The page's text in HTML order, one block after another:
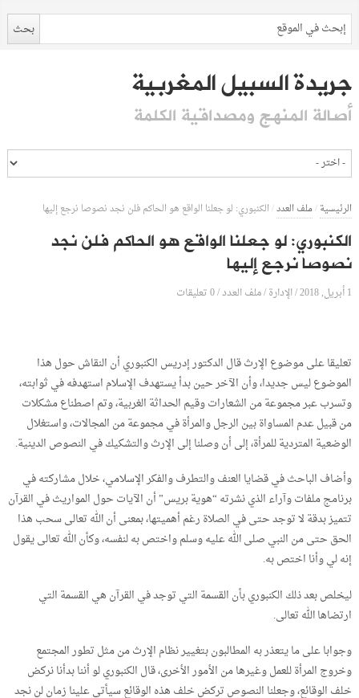
جريدة السبيل المغربية
أصالة المنهج ومصداقية الكلمة
الرئيسية/ملف العدد/الكنبوري: لو جعلنا الواقع هو الحاكم فلن نجد نصوصا نرجع إليها
الكنبوري: لو جعلنا الواقع هو الحاكم فلن نجد
نصوصا نرجع إليها
1 أبريل, 2018 /الإدارة/ملف العدد/0 تعليقات
تعليقا على موضوع الإرث قال الدكتور إدريس الكنبوري أن النقاش حول هذا
الموضوع ليس جديدا، وأن الآخر حين بدأ يستهدف الإسلام استهدفه في ثوابته،
وتسرب عبر مجموعة من الشعارات وقيم الحداثة الغربية، وتم اصطناع مشكلات
من قبيل عدم المساواة بين الرجل والمرأة في مجموعة من المجالات، واستغلال
الوضعية المتردية للمرأة، إلى أن وصلنا إلى الإرث والتشكيك في النصوص الدينية.
وأضاف الباحث في قضايا العنف والتطرف والفكر الإسلامي، خلال مشاركته في
برنامج ملفات وآراء الذي نشرته “هوية بريس” أن الآيات حول المواريث في القرآن
تتميز بدقة لا توجد حتى في الصلاة رغم أهميتها، بمعنى أن الله تعالى سحب هذا
الحق حتى من النبي صلى الله عليه وسلم واختص به لنفسه، وكأن الله تعالى يقول
إنه لي وأنا اختص به.
ليخلص بعد ذلك الكنبوري بأن القسمة التي توجد في القرآن هي القسمة التي
ارتضاها الله تعالى.
وجوابا على ما يتعذر به المطالبون بتغيير نظام الإرث من مثل تطور المجتمع
وخروج المرأة للعمل وغيرها من الأمور الأخرى، قال الكنبوري لو أننا بدأنا نركض
خلف الوقائع، وجعلنا النصوص تركض خلف هذه الوقائع سيأتي علينا زمان لن نجد